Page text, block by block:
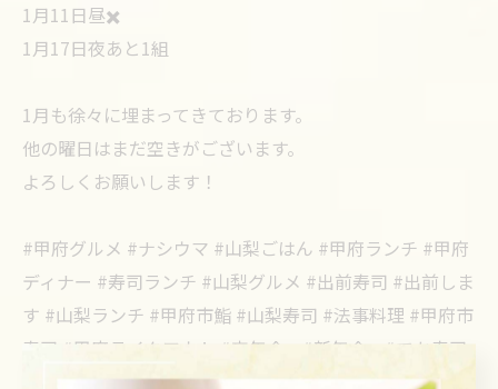
1月11日昼✖️
1月17日夜あと1組
1月も徐々に埋まってきております。
他の曜日はまだ空きがございます。
よろしくお願いします！
#甲府グルメ #ナシウマ #山梨ごはん #甲府ランチ #甲府
ディナー #寿司ランチ #山梨グルメ #出前寿司 #出前しま
す #山梨ランチ #甲府市鮨 #山梨寿司 #法事料理 #甲府市
寿司 #甲府テイクアウト #忘年会 #新年会 #でか寿司
#すし食べ放題